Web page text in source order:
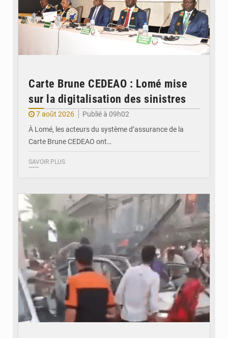
Carte Brune CEDEAO : Lomé mise
sur la digitalisation des sinistres
7 août 2026
Publié à 09h02
À Lomé, les acteurs du système d’assurance de la
Carte Brune CEDEAO ont…
SAVOIR PLUS